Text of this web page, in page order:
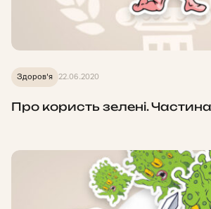
Здоров'я 22.06.2020
Про користь зелені.